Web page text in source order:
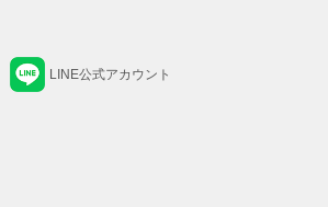
LINE公式アカウント